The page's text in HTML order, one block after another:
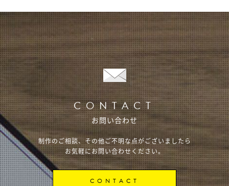
CONTACT
お問い合わせ
制作のご相談、その他ご不明な点がございましたら
お気軽にお問い合わせください。
CONTACT